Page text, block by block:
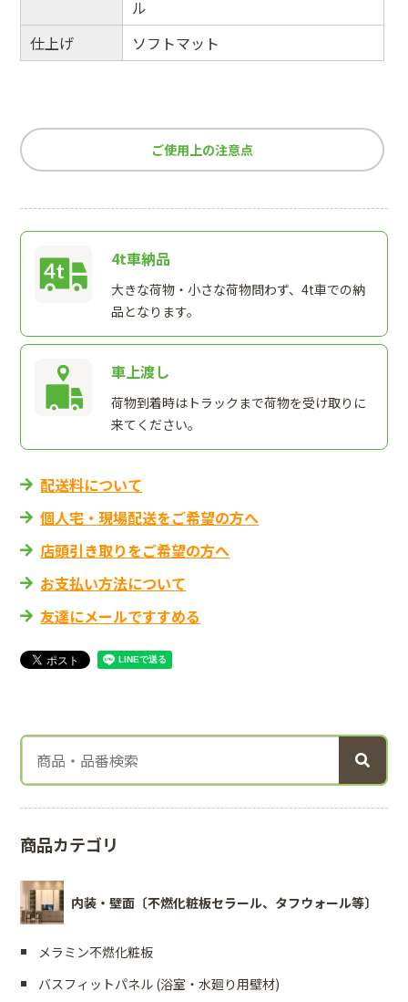
ル
仕上げ
ソフトマット
ご使用上の注意点
4t車納品
大きな荷物・小さな荷物問わず、4t車での納
品となります。
車上渡し
荷物到着時はトラックまで荷物を受け取りに
来てください。
配送料について
個人宅・現場配送をご希望の方へ
店頭引き取りをご希望の方へ
お支払い方法について
友達にメールですすめる
商品カテゴリ
内装・壁面〔不燃化粧板セラール、タフウォール等〕
メラミン不燃化粧板
バスフィットパネル (浴室・水廻り用壁材)